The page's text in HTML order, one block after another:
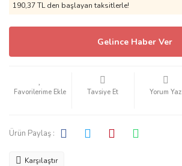
190,37 TL den başlayan taksitlerle!
Gelince Haber Ver
Tavsiye Et Yorum Yaz
Ürün Paylaş :
Karşılaştır